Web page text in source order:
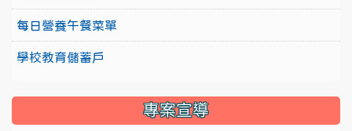
每日營養午餐菜單
學校教育儲蓄戶
專案宣導